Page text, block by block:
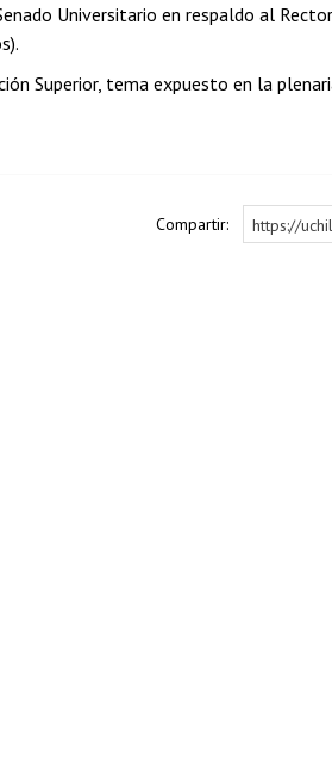
Universitario en respaldo al
Superior, tema expuesto en la
Compartir: https://